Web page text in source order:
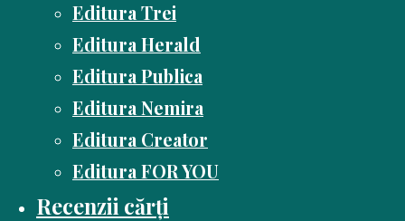
Editura Trei
Editura Herald
Editura Publica
Editura Nemira
Editura Creator
Editura FOR YOU
Recenzii cărți